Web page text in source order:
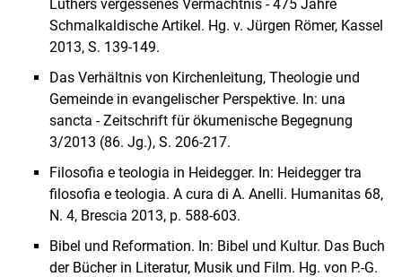
Luthers vergessenes Vermächtnis - 475 Jahre
Schmalkaldische Artikel. Hg. v. Jürgen Römer, Kassel
2013, S. 139-149.
Das Verhältnis von Kirchenleitung, Theologie und
Gemeinde in evangelischer Perspektive. In: una
sancta - Zeitschrift für ökumenische Begegnung
3/2013 (86. Jg.), S. 206-217.
Filosofia e teologia in Heidegger. In: Heidegger tra
filosofia e teologia. A cura di A. Anelli. Humanitas 68,
N. 4, Brescia 2013, p. 588-603.
Bibel und Reformation. In: Bibel und Kultur. Das Buch
der Bücher in Literatur, Musik und Film. Hg. von P.-G.